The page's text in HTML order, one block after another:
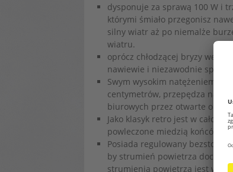
dysponuje za sprawą 100 W i
którymi śmiało przegonisz
silny wiatr aż po niemalże
wiatru.
oprócz chłodzącej bryzy
nawiewie i niezawodnie
Swym wysokim natężeniem
centymetrów, przepędza
biurowych przez otwarte okno.
Jako klasyk retro jest w
powleczone miedzią końcówki
Posiada regulowany
by strumień powietrza
strumienia powietrza jest w